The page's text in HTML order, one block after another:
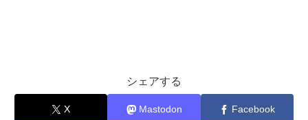
シェアする
X Mastodon Facebook